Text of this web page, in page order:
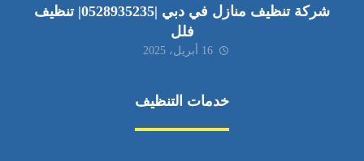
شركة تنظيف منازل في دبي |0528935235| تنظيف
فلل
16 أبريل، 2025
خدمات التنظيف